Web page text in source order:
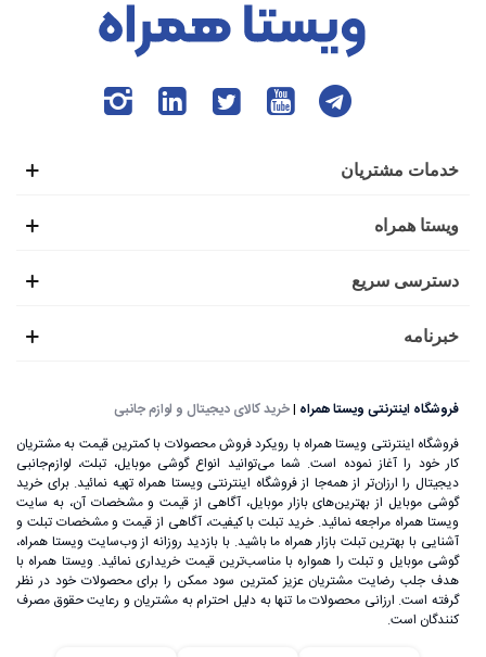
خدمات مشتریان
ویستا همراه
دسترسی سریع
خبرنامه
فروشگاه اینترنتی ویستا همراه |خرید کالای دیجیتال و لوازم جانبی
فروشگاه اینترنتی ویستا همراه با رویکرد فروش محصولات با کمترین قیمت به مشتریان
کار خود را آغاز نموده است. شما می‌توانید انواع گوشی موبایل، تبلت، لوازم‌جانبی
دیجیتال را ارزان‌تر از همه‌جا از فروشگاه اینترنتی ویستا همراه تهیه نمائید. برای خرید
گوشی موبایل از بهترین‌های بازار موبایل، آگاهی از قیمت و مشخصات آن، به ‌سایت
ویستا همراه مراجعه نمائید. خرید تبلت با کیفیت، آگاهی از قیمت و مشخصات تبلت و
آشنایی با بهترین تبلت بازار همراه ما باشید. با بازدید روزانه از وب‌سایت ویستا همراه،
گوشی موبایل و تبلت را همواره با مناسب‌ترین قیمت خریداری نمائید. ویستا همراه با
هدف جلب رضایت مشتریان عزیز کمترین سود ممکن را برای محصولات خود در نظر
گرفته است. ارزانی محصولات ما تنها به دلیل احترام به مشتریان و رعایت حقوق مصرف
کنندگان است.